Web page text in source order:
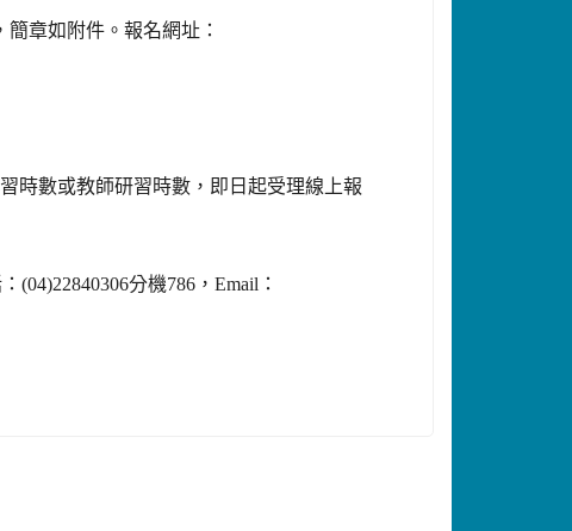
簡章如附件。報名網址：
時數或教師研習時數，即日起受理線上報
：(04)22840306分機786 ，Email ：